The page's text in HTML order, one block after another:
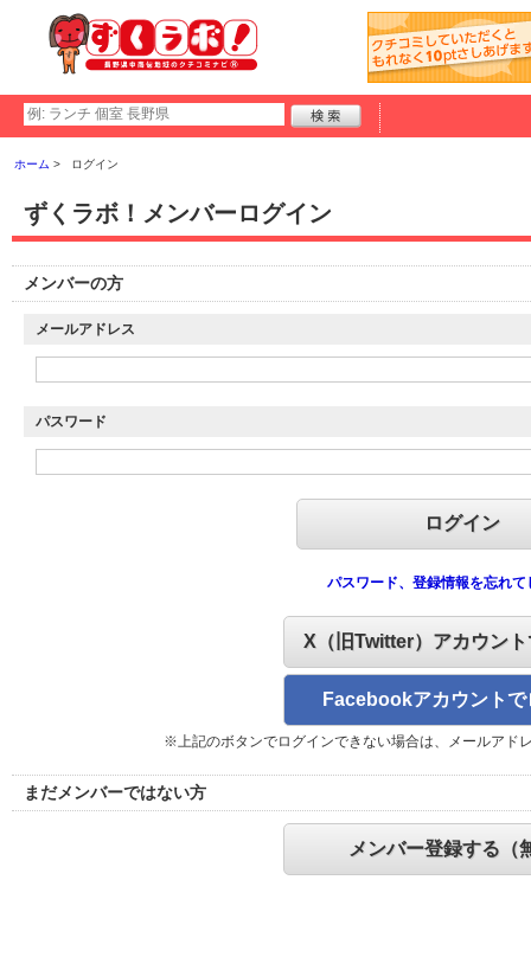
ホーム ログイン
ずくラボ！メンバーログイン
メンバーの方
メールアドレス
パスワード
パスワード、登録情報を忘れて
X（旧Twitter）アカウン
Facebookアカウントで
※上記のボタンでログインできない場合は、メールアド
まだメンバーではない方
メンバー登録する（